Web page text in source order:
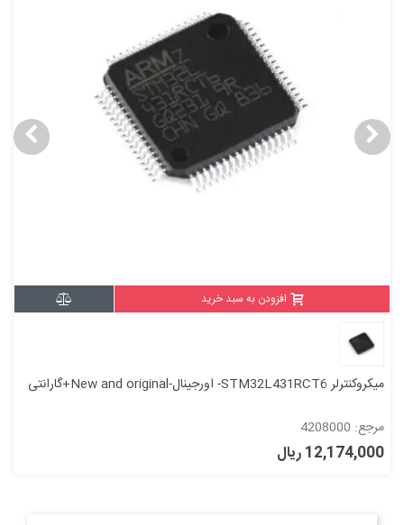
افزودن به سبد خرید
میکروکنترلر STM32L431RCT6- اورجینال-New and original+گارانتی
مرجع: 4208000
12,174,000 ریال